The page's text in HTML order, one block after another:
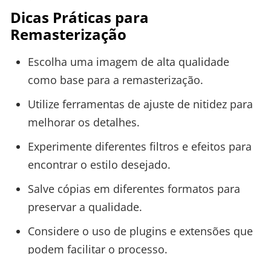
Dicas Práticas para
Remasterização
Escolha uma imagem de alta qualidade
como base para a remasterização.
Utilize ferramentas de ajuste de nitidez para
melhorar os detalhes.
Experimente diferentes filtros e efeitos para
encontrar o estilo desejado.
Salve cópias em diferentes formatos para
preservar a qualidade.
Considere o uso de plugins e extensões que
podem facilitar o processo.